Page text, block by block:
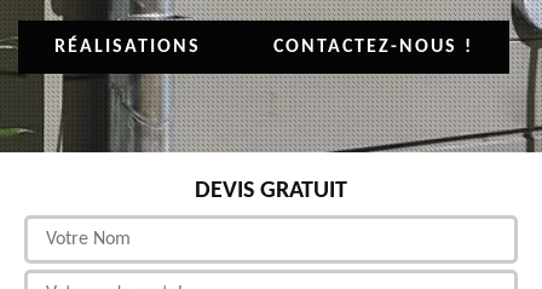
RÉALISATIONS CONTACTEZ-NOUS !
DEVIS GRATUIT